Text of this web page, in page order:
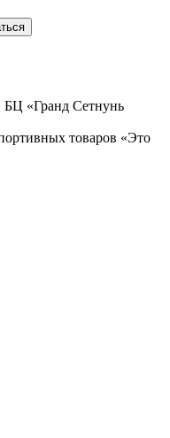
БЦ «Гранд Сетнунь
товаров «Это